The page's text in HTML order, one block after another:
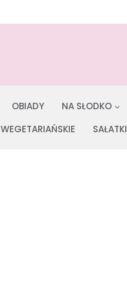
OBIADY NA SŁODKO
WEGETARIAŃSKIE
SAŁATKI